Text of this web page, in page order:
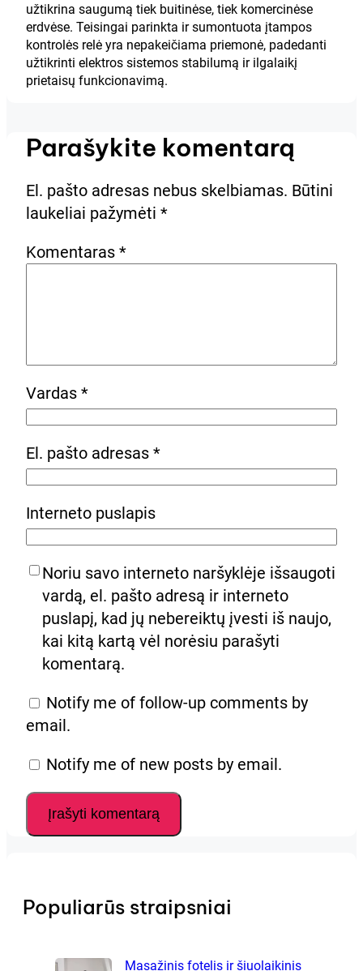
užtikrina saugumą tiek buitinėse, tiek komercinėse
erdvėse. Teisingai parinkta ir sumontuota įtampos
kontrolės relė yra nepakeičiama priemonė, padedanti
užtikrinti elektros sistemos stabilumą ir ilgalaikį
prietaisų funkcionavimą.
Parašykite komentarą
El. pašto adresas nebus skelbiamas. Būtini
laukeliai pažymėti *
Komentaras *
Vardas *
El. pašto adresas *
Interneto puslapis
Noriu savo interneto naršyklėje išsaugoti
vardą, el. pašto adresą ir interneto
puslapį, kad jų nebereiktų įvesti iš naujo,
kai kitą kartą vėl norėsiu parašyti
komentarą.
Notify me of follow-up comments by
email.
Notify me of new posts by email.
Populiarūs straipsniai
Masažinis fotelis ir šiuolaikinis